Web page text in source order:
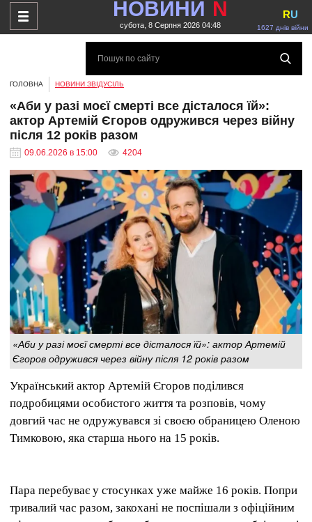
НОВИНИ N
субота, 8 Серпня 2026 04:48 1627 днів війни
RU
ГОЛОВНА НОВИНИ ЗВІДУСІЛЬ
«Аби у разі моєї смерті все дісталося їй»:
актор Артемій Єгоров одружився через війну
після 12 років разом
09.06.2026 в 15:00 4204
«Аби у разі моєї смерті все дісталося їй»: актор Артемій
Єгоров одружився через війну після 12 років разом
Український актор Артемій Єгоров поділився
подробицями особистого життя та розповів, чому
довгий час не одружувався зі своєю обраницею Оленою
Тимковою, яка старша нього на 15 років.
Пара перебуває у стосунках уже майже 16 років. Попри
тривалий час разом, закохані не поспішали з офіційним